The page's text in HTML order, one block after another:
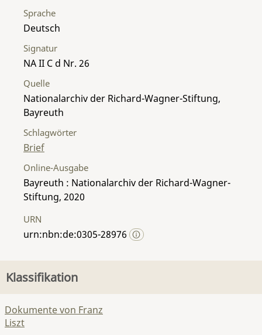
Sprache
Deutsch
Signatur
NA II C d Nr. 26
Quelle
Nationalarchiv der Richard-Wagner-Stiftung,
Bayreuth
Schlagwörter
Brief
Online-Ausgabe
Bayreuth : Nationalarchiv der Richard-Wagner-
Stiftung, 2020
URN
urn:nbn:de:0305-28976
Klassifikation
Dokumente von Franz
Liszt